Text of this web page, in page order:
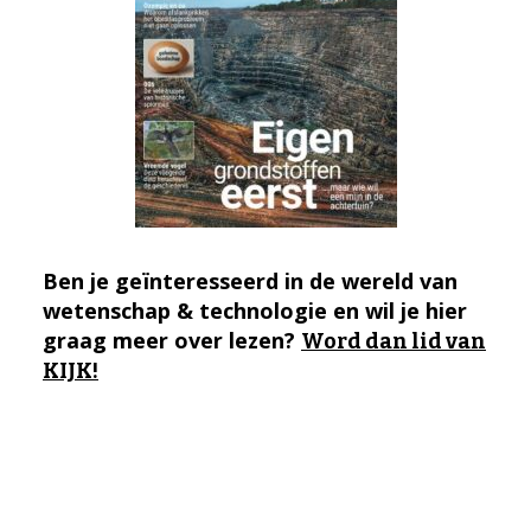
Ben je geïnteresseerd in de wereld van
wetenschap & technologie en wil je hier
graag meer over lezen? Word dan lid van
KIJK!